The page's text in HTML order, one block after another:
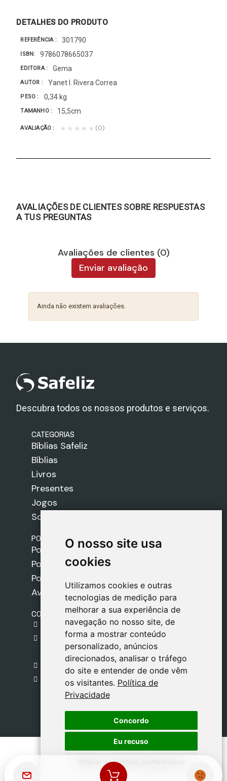
O nosso site usa
cookies
Utilizamos cookies e outras
tecnologias de medição para
melhorar a sua experiência de
navegação no nosso site, de
forma a mostrar conteúdo
personalizado, anúncios
direcionados, analisar o tráfego
do site e entender de onde vêm
os visitantes. Política de
Privacidade
Concordo
Eu recuso
Alterar as minhas preferências
O nosso site usa
cookies
Utilizamos cookies e outras
tecnologias de medição para
melhorar a sua experiência de
navegação no nosso site, de
forma a mostrar conteúdo
personalizado, anúncios
direcionados, analisar o tráfego
do site e entender de onde vêm
os visitantes. Política de
Privacidade
Concordo
Eu recuso
Alterar as minhas preferências
DETALHES DO PRODUTO
REFERÊNCIA 301790
ISBN 9786078665037
EDITORA Gema
AUTOR Yanet I. Rivera Correa
PESO 0,34 kg
TAMANHO 15,5cm
AVALIAÇÃO ★★★★★ (0)
AVALIAÇÕES DE CLIENTES SOBRE RESPUESTAS
A TUS PREGUNTAS
Avaliações de clientes (0)
Enviar avaliação
Ainda não existem avaliações.
Descubra todos os nossos produtos e serviços.
CATEGORIAS
Bíblias Safeliz
Bíblias
Livros
Presentes
Jogos
Sobre nós
POLÍTICAS
Política de Envios
Política de Cookies
Política de Privacidade
Aviso Legal
CONTACTO
gestion@safeliz.com
C. del Pradillo, 6, 28770 Colmenar Viejo,
Madrid
+34 918 459 877
Segunda a Sexta
09:00 - 13:00